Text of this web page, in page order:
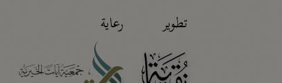
تطوير
رعاية